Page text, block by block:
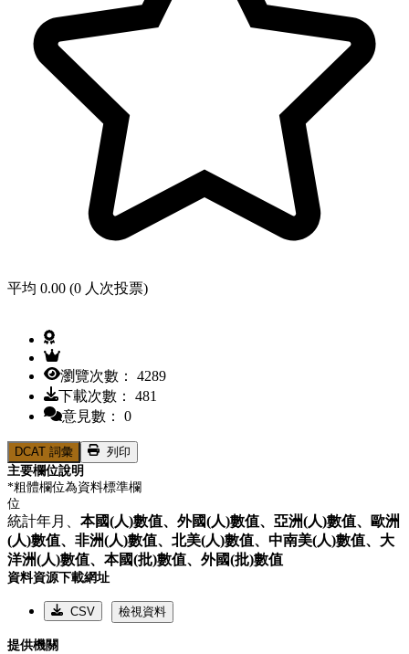
平均 0.00 (0 人次投票)
瀏覽次數： 4289
下載次數： 481
意見數： 0
DCAT 詞彙
列印
主要欄位說明
*粗體欄位為資料標準欄
位
統計年月、 本國(人)數值、 外國(人)數值、 亞洲(人)數值、
歐洲
(人)數值、 非洲(人)數值、 北美(人)數值、 中南美(人)數值、 大
洋洲(人)數值、 本國(批)數值、 外國(批)數值
資料資源下載網址
CSV 檢視資料
提供機關